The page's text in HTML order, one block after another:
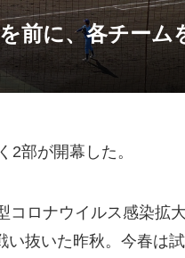
前に、各チーム
部が開幕した。
ロナウイルス感染拡
抜いた昨秋。今春は